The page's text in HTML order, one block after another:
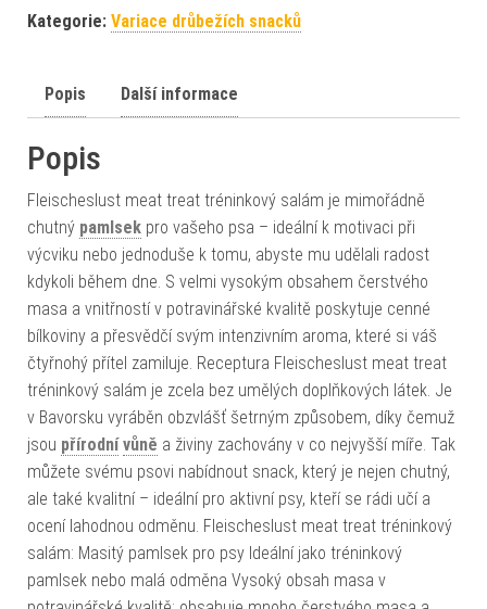
Kategorie: Variace drůbežích snacků
Popis Další informace
Popis
Fleischeslust meat treat tréninkový salám je mimořádně
chutný pamlsek pro vašeho psa – ideální k motivaci při
výcviku nebo jednoduše k tomu, abyste mu udělali radost
kdykoli během dne. S velmi vysokým obsahem čerstvého
masa a vnitřností v potravinářské kvalitě poskytuje cenné
bílkoviny a přesvědčí svým intenzivním aroma, které si váš
čtyřnohý přítel zamiluje. Receptura Fleischeslust meat treat
tréninkový salám je zcela bez umělých doplňkových látek. Je
v Bavorsku vyráběn obzvlášť šetrným způsobem, díky čemuž
jsou přírodní vůně a živiny zachovány v co nejvyšší míře. Tak
můžete svému psovi nabídnout snack, který je nejen chutný,
ale také kvalitní – ideální pro aktivní psy, kteří se rádi učí a
ocení lahodnou odměnu. Fleischeslust meat treat tréninkový
salám: Masitý pamlsek pro psy Ideální jako tréninkový
pamlsek nebo malá odměna Vysoký obsah masa v